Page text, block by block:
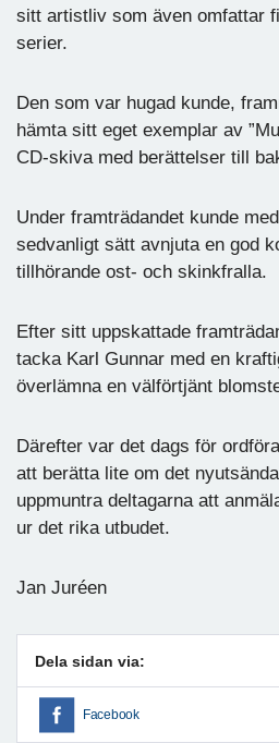
sitt artistliv som även omfattar
serier.
Den som var hugad kunde,
hämta sitt eget exemplar av
CD-skiva med berättelser till
Under framträdandet kunde
sedvanligt sätt avnjuta en god
tillhörande ost- och skinkfralla.
Efter sitt uppskattade
tacka Karl Gunnar med en
överlämna en välförtjänt
Därefter var det dags för
att berätta lite om det
uppmuntra deltagarna att
ur det rika utbudet.
Jan Juréen
Dela sidan via:
Facebook